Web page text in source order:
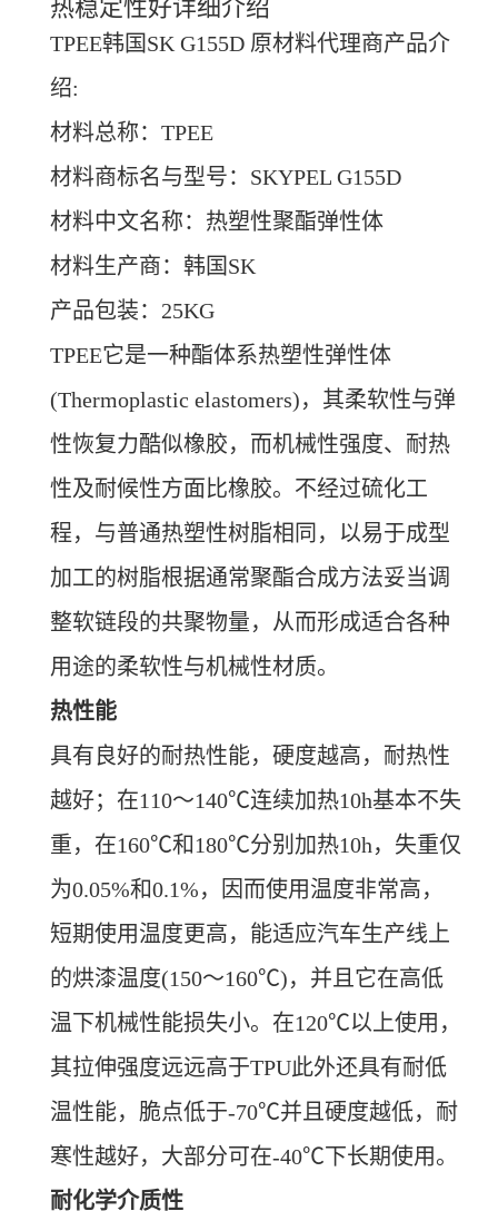
热稳定性好详细介绍
TPEE韩国SK G155D 原材料代理商产品介
绍:
材料总称：TPEE
材料商标名与型号： SKYPEL G155D
材料中文名称： 热塑性聚酯弹性体
材料生产商：韩国SK
产品包装：25KG
TPEE它是一种酯体系热塑性弹性体
(Thermoplastic elastomers)，其柔软性与弹
性恢复力酷似橡胶，而机械性强度、耐热
性及耐候性方面比橡胶。不经过硫化工
程，与普通热塑性树脂相同，以易于成型
加工的树脂根据通常聚酯合成方法妥当调
整软链段的共聚物量，从而形成适合各种
用途的柔软性与机械性材质。
热性能
具有良好的耐热性能，硬度越高，耐热性
越好；在110～140℃连续加热10h基本不失
重，在160℃和180℃分别加热10h，失重仅
为0.05%和0.1%，因而使用温度非常高，
短期使用温度更高，能适应汽车生产线上
的烘漆温度(150～160℃)，并且它在高低
温下机械性能损失小。在120℃以上使用，
其拉伸强度远远高于TPU此外还具有耐低
温性能，脆点低于-70℃并且硬度越低，耐
寒性越好，大部分可在-40℃下长期使用。
耐化学介质性